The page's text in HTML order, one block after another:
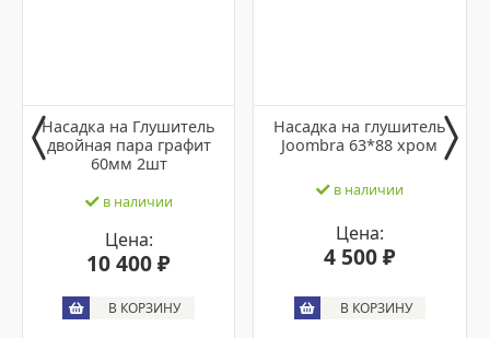
Насадка на Глушитель
двойная пара графит
60мм 2шт
в наличии
Цена:
10 400 ₽
В КОРЗИНУ
Насадка на глушитель
Joombra 63*88 хром
в наличии
Цена:
4 500 ₽
В КОРЗИНУ